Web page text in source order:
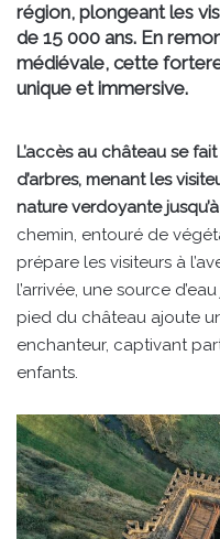
région, plongeant les
de 15 000 ans. En
médiévale, cette
unique et immersive.
L’accès au château se
d’arbres, menant les
nature verdoyante
chemin, entouré de
prépare les visiteurs à
l’arrivée, une source
pied du château ajoute
enchanteur, captivant
enfants.